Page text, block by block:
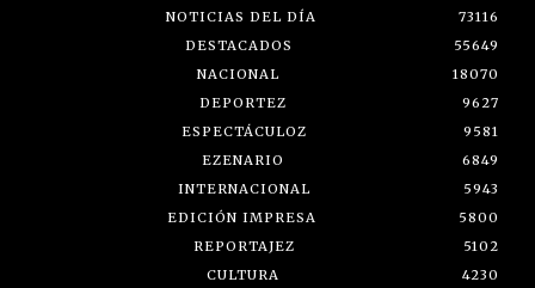
NOTICIAS DEL DÍA
73116
DESTACADOS
55649
NACIONAL
18070
DEPORTEZ
9627
ESPECTÁCULOZ
9581
EZENARIO
6849
INTERNACIONAL
5943
EDICIÓN IMPRESA
5800
REPORTAJEZ
5102
CULTURA
4230